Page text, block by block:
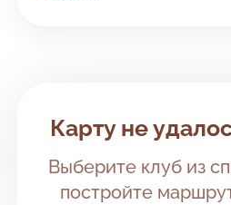
Красноглинский район
Ленинский район
Карту не
Выберите клуб из
постройте